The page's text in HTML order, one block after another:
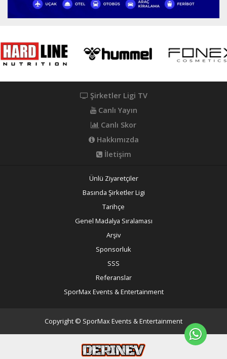
Şirketler Ligi TV
Canlı Yayın
Canlı Skor
Hakkımızda
İletişim
Ünlü Ziyaretçiler
Basında Şirketler Ligi
Tarihçe
Genel Madalya Sıralaması
Arşiv
Sponsorluk
SSS
Referanslar
SporMax Events & Entertainment
Copyright © SporMax Events & Entertainment